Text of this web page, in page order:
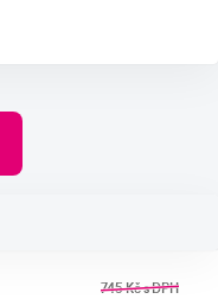
745 Kčs DPH